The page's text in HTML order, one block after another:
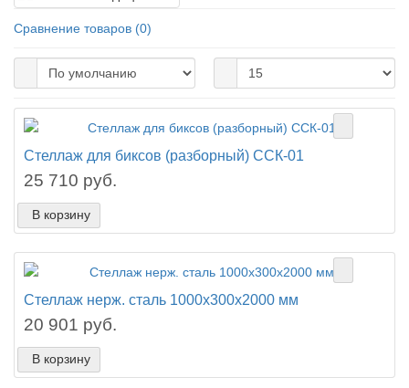
Сравнение товаров (0)
Стеллаж для биксов (разборный) ССК-01
25 710 руб.
В корзину
Стеллаж нерж. сталь 1000х300х2000 мм
20 901 руб.
В корзину